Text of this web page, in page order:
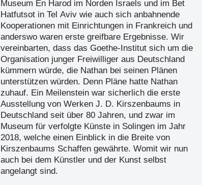
Museum En Harod im Norden Israels und im Bet
Hatfutsot in Tel Aviv wie auch sich anbahnende
Kooperationen mit Einrichtungen in Frankreich und
anderswo waren erste greifbare Ergebnisse. Wir
vereinbarten, dass das Goethe-Institut sich um die
Organisation junger Freiwilliger aus Deutschland
kümmern würde, die Nathan bei seinen Plänen
unterstützen würden. Denn Pläne hatte Nathan
zuhauf. Ein Meilenstein war sicherlich die erste
Ausstellung von Werken J. D. Kirszenbaums in
Deutschland seit über 80 Jahren, und zwar im
Museum für verfolgte Künste in Solingen im Jahr
2018, welche einen Einblick in die Breite von
Kirszenbaums Schaffen gewährte. Womit wir nun
auch bei dem Künstler und der Kunst selbst
angelangt sind.